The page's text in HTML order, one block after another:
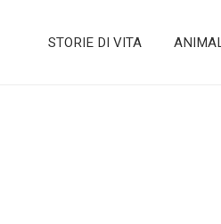
STORIE DI VITA ANIMAL